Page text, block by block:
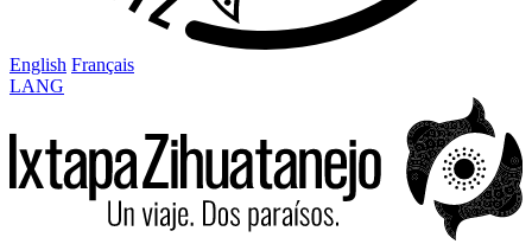
English Français
LANG